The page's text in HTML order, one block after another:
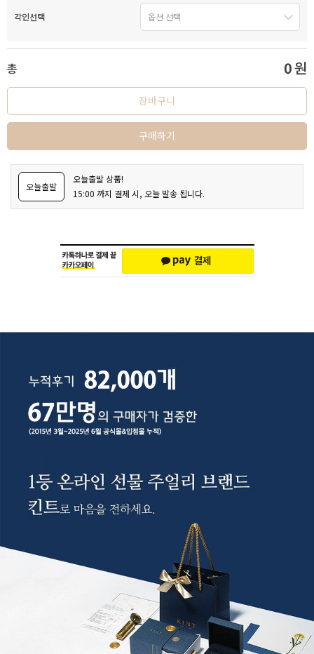
각인선택
총 0원
장바구니
구매하기
오늘출발
오늘출발 상품!
15:00 까지 결제 시, 오늘 발송 됩니다.